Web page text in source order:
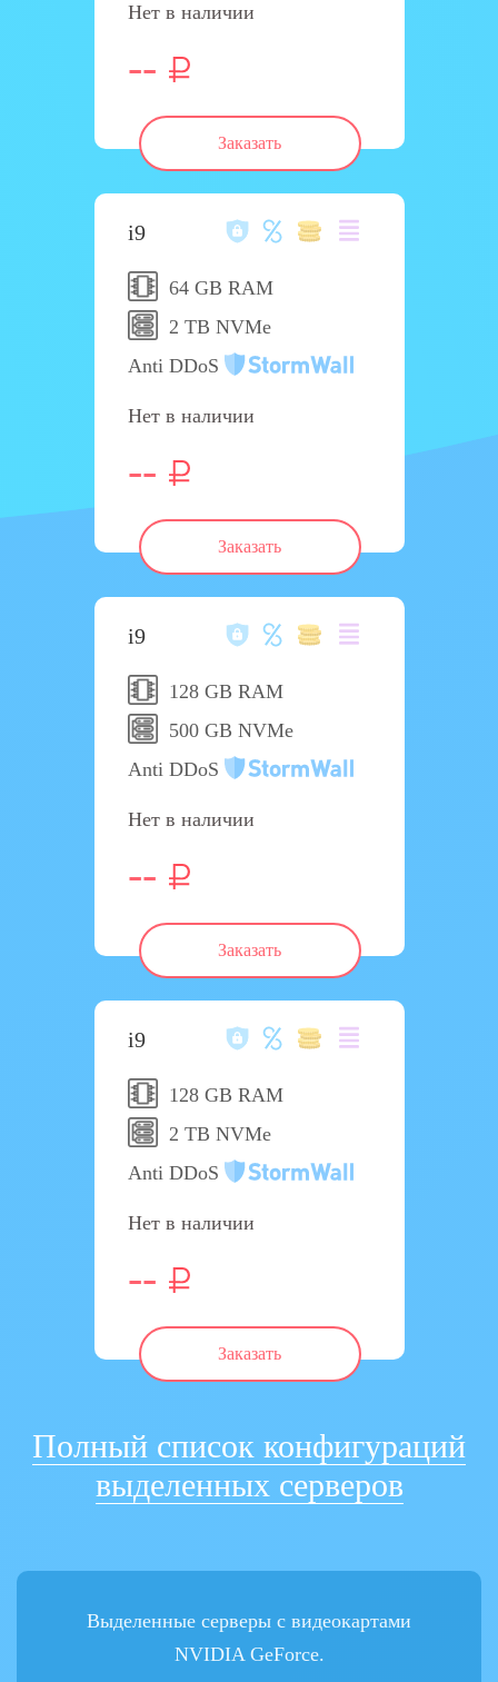
Нет в наличии
--
Заказать
i9
64 GB RAM
2 TB NVMe
Anti DDoS
Нет в наличии
--
Заказать
i9
128 GB RAM
500 GB NVMe
Anti DDoS
Нет в наличии
--
Заказать
i9
128 GB RAM
2 TB NVMe
Anti DDoS
Нет в наличии
--
Заказать
Полный список конфигураций
выделенных серверов
Выделенные серверы с видеокартами
NVIDIA GeForce.